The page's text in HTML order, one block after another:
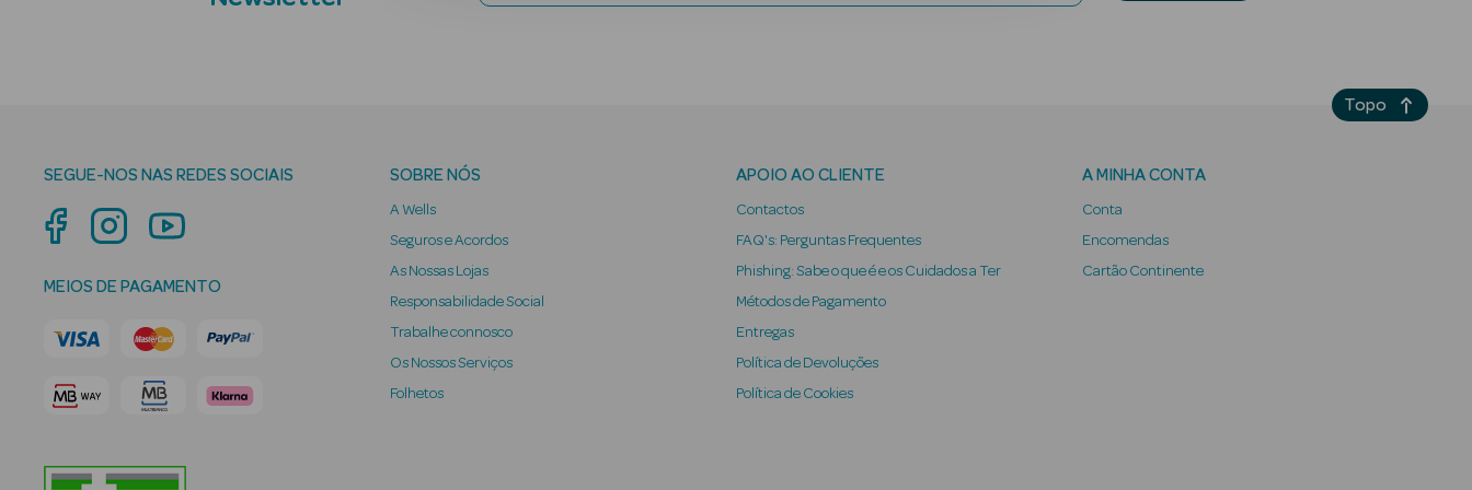
SEGUE-NOS NAS REDES SOCIAIS
MEIOS DE PAGAMENTO
SOBRE NÓS
A Wells
Seguros e Acordos
As Nossas Lojas
Responsabilidade Social
Trabalhe connosco
Os Nossos Serviços
Folhetos
APOIO AO CLIENTE
Contactos
FAQ's: Perguntas Frequentes
Phishing: Sabe o que é e os Cuidados a Ter
Métodos de Pagamento
Entregas
Política de Devoluções
Política de Cookies
A MINHA CONTA
Conta
Encomendas
Cartão Continente
Topo